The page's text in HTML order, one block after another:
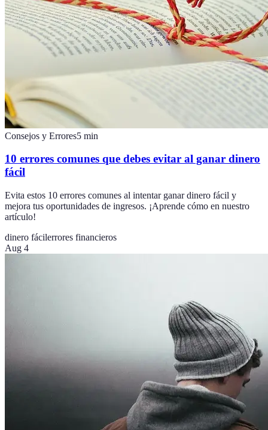
Consejos y Errores5 min
10 errores comunes que debes evitar al ganar dinero
fácil
Evita estos 10 errores comunes al intentar ganar dinero fácil y
mejora tus oportunidades de ingresos. ¡Aprende cómo en nuestro
artículo!
dinero fácilerrores financieros
Aug 4